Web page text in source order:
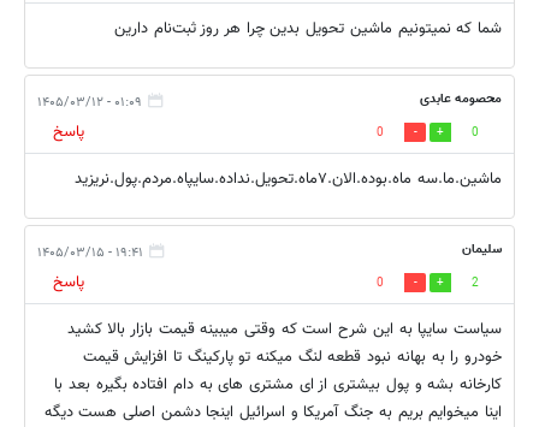
شما که نمیتونیم ماشین تحویل بدین چرا هر روز ثبت‌نام دارین
محصومه عابدی ۰۱:۰۹ - ۱۴۰۵/۰۳/۱۲
0
0
پاسخ
ماشین.ما.سه ماه.بوده.الان.۷ماه.تحویل.نداده.سایپاه.مردم.پول.نریزید
سلیمان ۱۹:۴۱ - ۱۴۰۵/۰۳/۱۵
2
0
پاسخ
سیاست سایپا به این شرح است که وقتی میبینه قیمت بازار بالا کشید
خودرو را به بهانه نبود قطعه لنگ میکنه تو پارکینگ تا افزایش قیمت
کارخانه بشه و پول بیشتری از ای مشتری های به دام افتاده بگیره بعد با
اینا میخوایم بریم به جنگ آمریکا و اسرائیل اینجا دشمن اصلی هست دیگه